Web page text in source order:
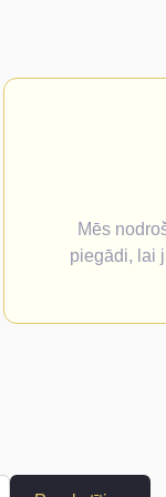
Mēs
piegādi, lai